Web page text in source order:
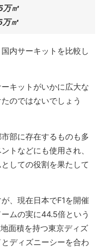
㎡
㎡
内サーキットを比較し
キットがいかに広大な
のではないでしょう
部に存在するものも多
トなどにも使用され、
しての役割を果たして
、現在日本でF1を開催
ムの実に44.5倍という
面積を持つ東京ディズ
ディズニーシーを合わ